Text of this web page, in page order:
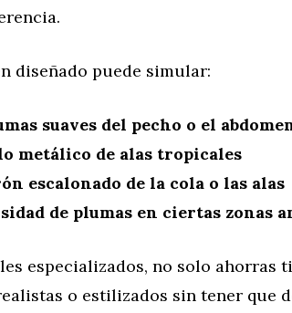
diseñado puede simular:
suaves del pecho o el
metálico de alas tropicales
escalonado de la cola o las alas
de plumas en ciertas zonas
especializados, no solo ahorras
o estilizados sin tener que